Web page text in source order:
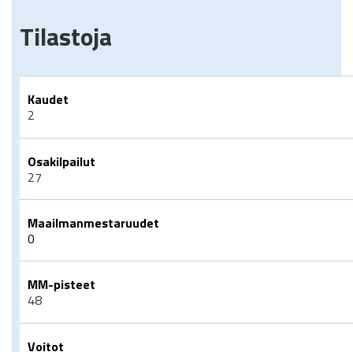
Tilastoja
Kaudet
2
Osakilpailut
27
Maailmanmestaruudet
0
MM-pisteet
48
Voitot